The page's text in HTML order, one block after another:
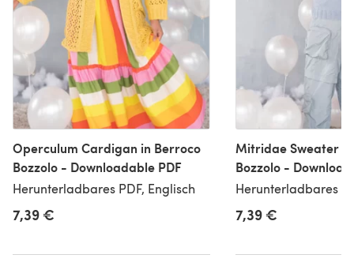
Operculum Cardigan in Berroco
Bozzolo - Downloadable PDF
Herunterladbares PDF, Englisch
7,39 €
Mitridae Sweater
Bozzolo -
Herunterladbares
7,39 €